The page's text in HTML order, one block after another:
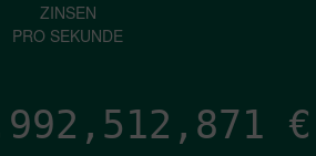
ZINSEN
PRO SEKUNDE
€